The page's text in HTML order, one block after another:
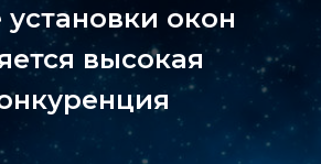
окон
высокая